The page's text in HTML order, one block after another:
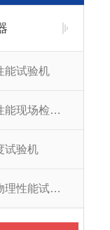
能试验机
建筑门窗气密性能现场检测仪
试验机
建筑门窗综合物理性能试验机